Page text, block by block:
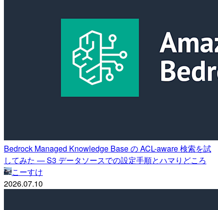
Bedrock Managed Knowledge Base の ACL-aware 検索を試
してみた — S3 データソースでの設定手順とハマりどころ
こーすけ
2026.07.10